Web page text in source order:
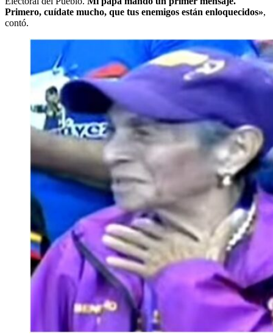
Primero, cuídate mucho, que tus enemigos están enloquecidos»,
contó.